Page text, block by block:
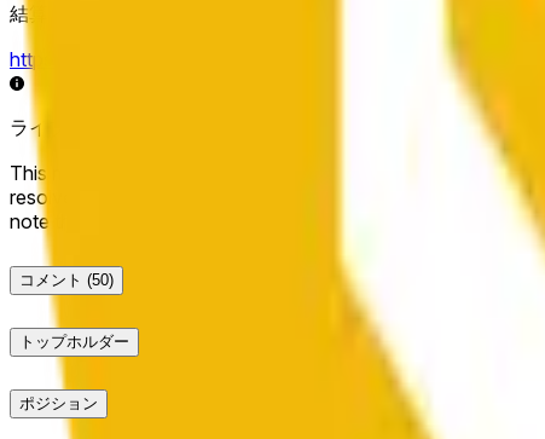
結算ソース
https://data.chain.link/streams/bnb-usd
ライブデータは数秒遅れる場合があり、他の取引所の価格動
This market will resolve to "Up" if the BNB price at the end
resolve to "Down". The resolution source for this market is
note that this market is about the price according to
コメント (50)
トップホルダー
ポジション